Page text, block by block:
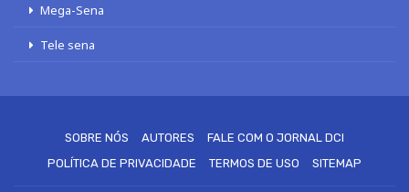
Mega-Sena
Tele sena
SOBRE NÓS AUTORES
FALE COM O JORNAL DCI
POLÍTICA DE PRIVACIDADE
TERMOS DE USO SITEMAP